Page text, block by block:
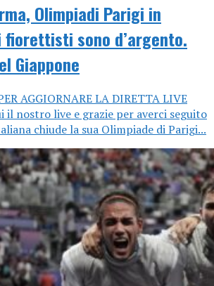
Olimpiadi Parigi in
i fiorettisti sono d’argento.
Giappone
AGGIORNARE LA DIRETTA LIVE
il nostro live e grazie per averci seguito
chiude la sua Olimpiade di Parigi...